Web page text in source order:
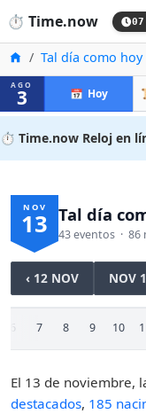
⏱️ Time.now
InicioTal día como hoy
AGO
3 📅 Hoy
⏱️ Time.now Reloj en
NOV
13 Tal día
43 eventos ·
‹ 12 NOV NOV
6 7 8 9 10
El 13 de noviembre,
destacados, 185